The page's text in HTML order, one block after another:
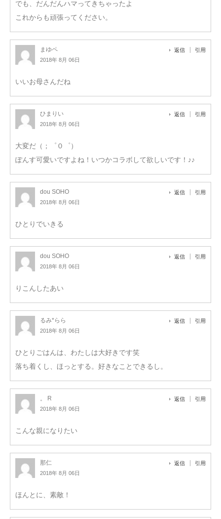
でも、だんだんハマってきちゃったよ
これからも頑張ってください。
まゆペ
2018年 8月 06日
返信 引用
いいお母さんだね
ひまりい
2018年 8月 06日
返信 引用
大変だ（；゜０゜）
ぽんす可愛いですよね！いつかコラボして欲しいです！♪♪
dou SOHO
2018年 8月 06日
返信 引用
ひとりでいきる
dou SOHO
2018年 8月 06日
返信 引用
りこんしたあい
るみ*らら
2018年 8月 06日
返信 引用
ひとりごはんは、わたしは大好きです笑
落ち着くし、ほっとする。好きなことできるし。
。 R
2018年 8月 06日
返信 引用
こんな親になりたい
那仁
2018年 8月 06日
返信 引用
ほんとに、素敵！